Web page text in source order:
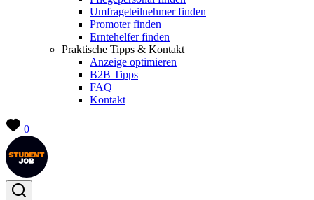
Umfrageteilnehmer finden
Promoter finden
Erntehelfer finden
Praktische Tipps & Kontakt
Anzeige optimieren
B2B Tipps
FAQ
Kontakt
0